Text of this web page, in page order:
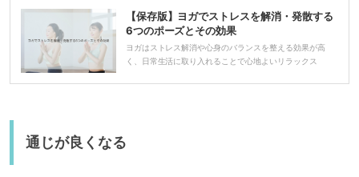
【保存版】ヨガでストレスを解消・発散する
6つのポーズとその効果
ヨガはストレス解消や心身のバランスを整える効果が高
く、日常生活に取り入れることで心地よいリラックス
通じが良くなる